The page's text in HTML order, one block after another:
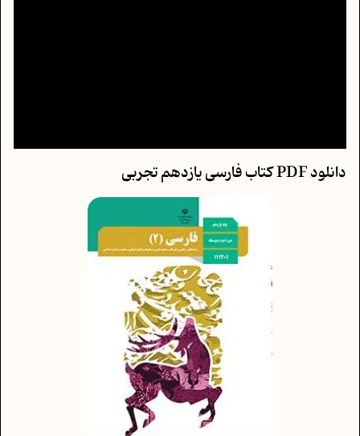
دانلود PDF کتاب فارسی یازدهم تجربی